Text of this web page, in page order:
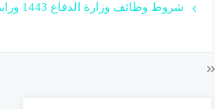
شروط وظائف وزارة الدفاع 1443 ورابط التقديم